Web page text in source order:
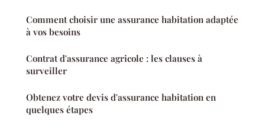
Comment choisir une assurance habitation adaptée
à vos besoins
Contrat d'assurance agricole : les clauses à
surveiller
Obtenez votre devis d'assurance habitation en
quelques étapes